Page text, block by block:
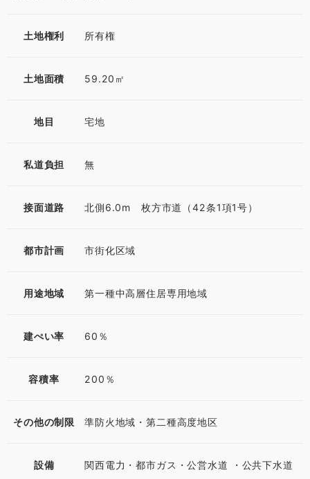
土地権利 所有権
土地面積 59.20㎡
地目 宅地
私道負担 無
接面道路 北側6.0m 枚方市道（42条1項1号）
都市計画 市街化区域
用途地域 第一種中高層住居専用地域
建ぺい率 60％
容積率 200％
その他の制限 準防火地域・第二種高度地区
設備 関西電力・都市ガス・公営水道 ・公共下水道